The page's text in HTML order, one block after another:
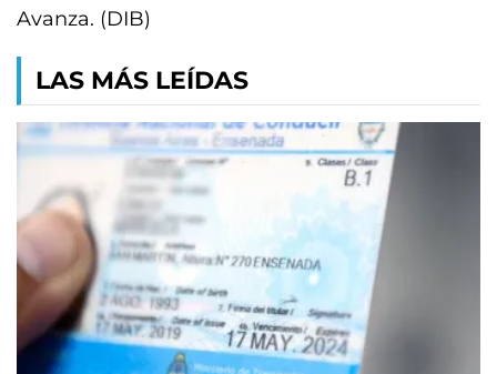
Avanza. (DIB)
LAS MÁS LEÍDAS